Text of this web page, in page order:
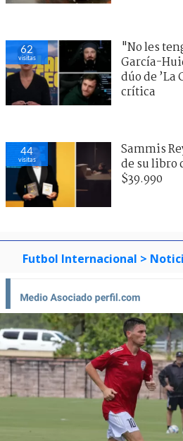
62
visitas
"No les
García-
dúo de
crítica
44
visitas
Sammis
de su libro
$39.990
Futbol Internacional >